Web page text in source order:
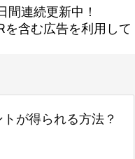
連続更新中！
含む広告を利用して
が得られる方法？